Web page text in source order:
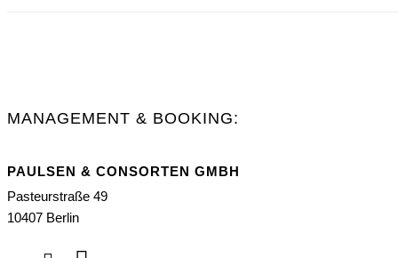
MANAGEMENT & BOOKING:
PAULSEN & CONSORTEN GMBH
Pasteurstraße 49
10407 Berlin